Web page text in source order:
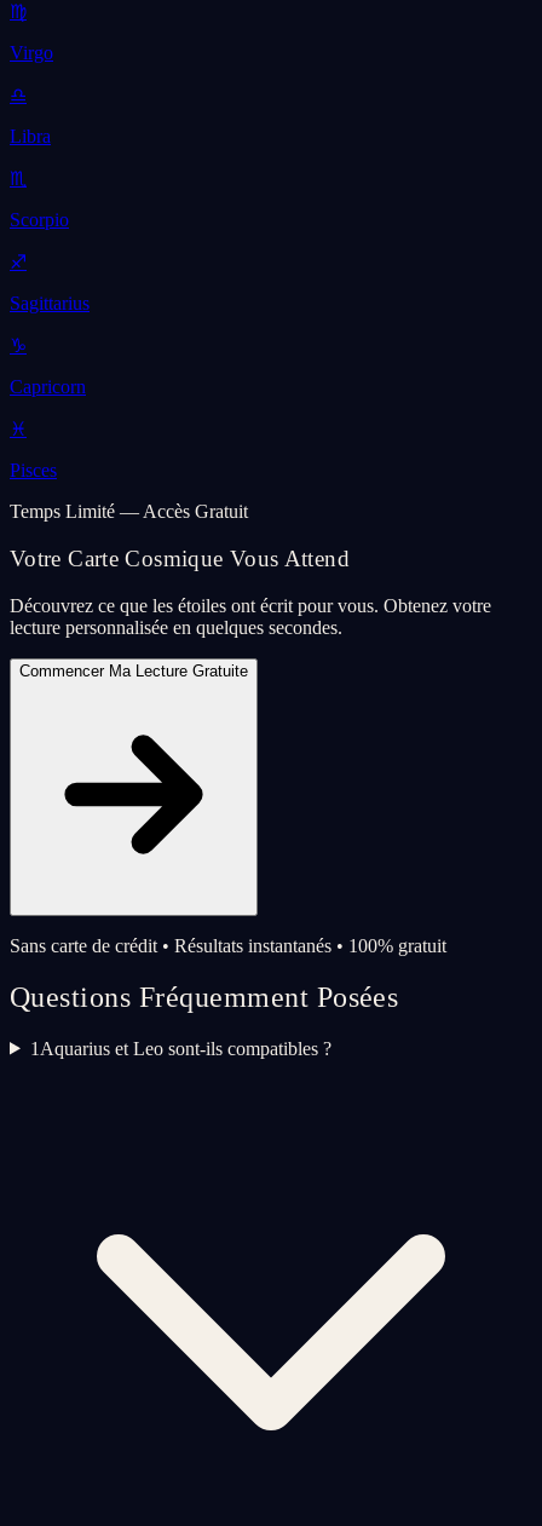
♍
Virgo
♎
Libra
♏
Scorpio
♐
Sagittarius
♑
Capricorn
♓
Pisces
Temps Limité — Accès Gratuit
Votre Carte Cosmique Vous Attend
Découvrez ce que les étoiles ont écrit pour vous. Obtenez votre
lecture personnalisée en quelques secondes.
Commencer Ma Lecture Gratuite
Sans carte de crédit • Résultats instantanés • 100% gratuit
Questions Fréquemment Posées
1 Aquarius et Leo sont-ils compatibles ?